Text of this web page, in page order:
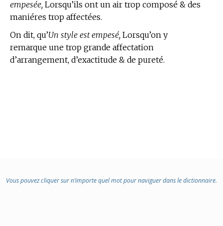
empesée, Lorsqu’ils ont un air trop composé & des
maniéres trop affectées.
On dit, qu’Un style est empesé, Lorsqu’on y
remarque une trop grande affectation
d’arrangement, d’exactitude & de pureté.
Vous pouvez cliquer sur n’importe quel mot pour naviguer dans le dictionnaire.